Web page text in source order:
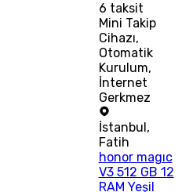
6 taksit
Mini Takip
Cihazı,
Otomatik
Kurulum,
İnternet
Gerkmez
İstanbul ,
Fatih
honor magıc
V3 512 GB 12
RAM Yeşil